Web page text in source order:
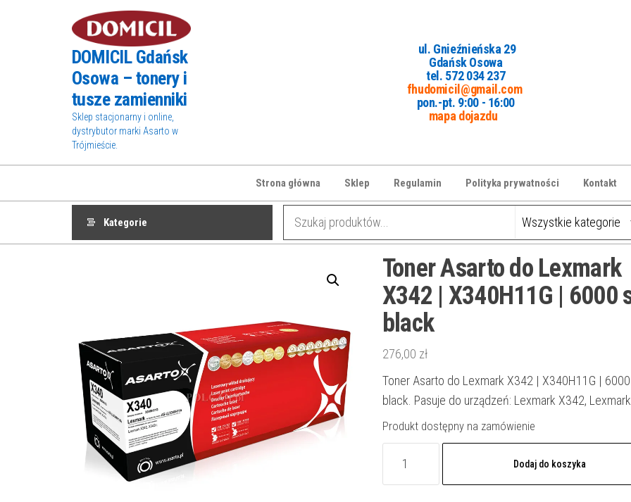
DOMICIL Gdańsk
Osowa – tonery i
tusze zamienniki
Sklep stacjonarny i online,
dystrybutor marki Asarto w
Trójmieście.
ul. Gnieźnieńska 29
Gdańsk Osowa
tel. 572 034 237
fhudomicil@gmail.com
pon.-pt. 9:00 - 16:00
mapa dojazdu
Strona główna Sklep Regulamin Polityka prywatności Kontakt
Kategorie
Toner Asarto do Lexmark
X342 | X340H11G | 6000
black
276,00 zł
Toner Asarto do Lexmark X342 | X340H11G |
black. Pasuje do urządzeń: Lexmark X342,
Produkt dostępny na zamówienie
Toner
Dodaj do koszyka